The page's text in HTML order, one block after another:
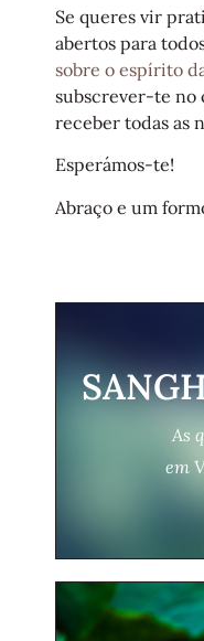
Se queres vir
abertos para
sobre o espírito
subscrever-te no
receber todas as
Esperámos-te!
Abraço e um
As
em